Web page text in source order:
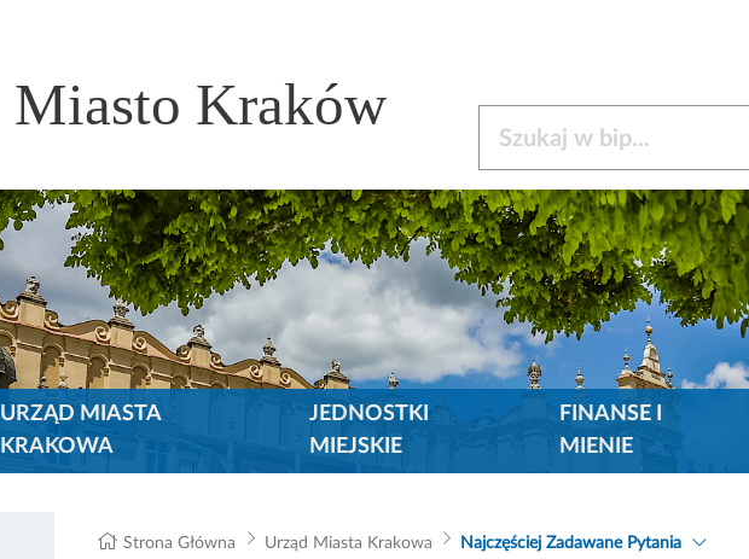
Miasto Kraków
URZĄD MIASTA
KRAKOWA
JEDNOSTKI
MIEJSKIE
FINANSE I
MIENIE
Strona Główna Urząd Miasta Krakowa Najczęściej Zadawane Pytania